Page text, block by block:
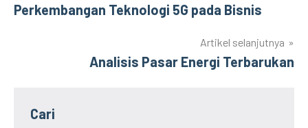
Post
Perkembangan Teknologi 5G pada Bisnis
Artikel selanjutnya
Analisis Pasar Energi Terbarukan
Cari